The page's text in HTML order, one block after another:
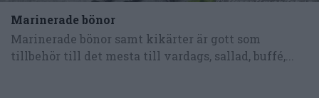
Marinerade bönor
Marinerade bönor samt kikärter är gott som
tillbehör till det mesta till vardags, sallad, buffé,...